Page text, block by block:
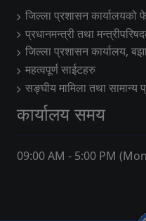
जिल्ला प्रशासन
प्रधानमन्त्री तथा
जिल्ला प्रशासन कार्यालय,
महत्वपूर्ण साईटहरु
सङ्घीय मामिला तथा सामान्य
कार्यालय समय
09:00 AM - 5:00 PM